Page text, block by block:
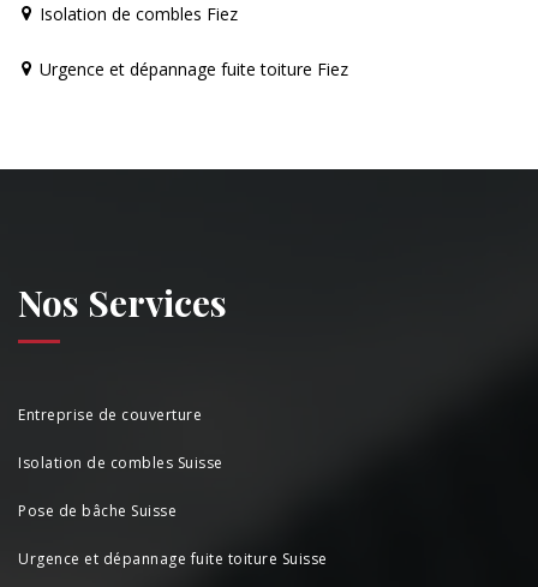
Isolation de combles Fiez
Urgence et dépannage fuite toiture Fiez
Nos Services
Entreprise de couverture
Isolation de combles Suisse
Pose de bâche Suisse
Urgence et dépannage fuite toiture Suisse